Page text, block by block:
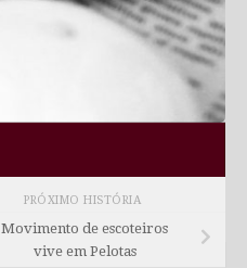
PRÓXIMO HISTÓRIA
Movimento de escoteiros
vive em Pelotas